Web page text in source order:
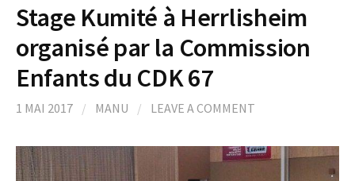
Stage Kumité à Herrlisheim
organisé par la Commission
Enfants du CDK 67
1 MAI 2017 / MANU / LEAVE A COMMENT